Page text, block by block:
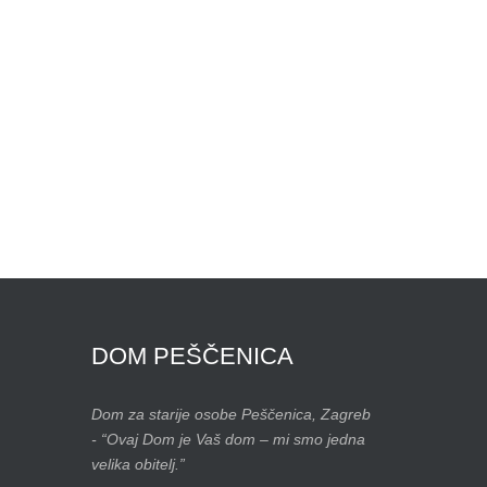
DOM PEŠČENICA
Dom za starije osobe Peščenica, Zagreb
- “Ovaj Dom je Vaš dom – mi smo jedna
velika obitelj.”